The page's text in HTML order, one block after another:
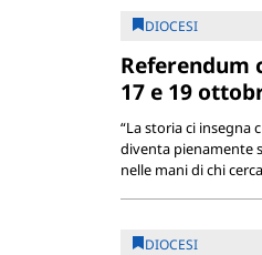
DIOCESI
17 e 19
“La storia ci insegna
diventa pienamente
nelle mani di chi
DIOCESI